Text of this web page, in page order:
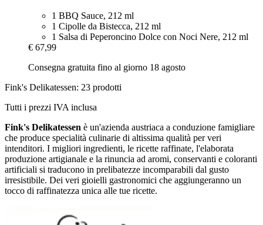
1 BBQ Sauce, 212 ml
1 Cipolle da Bistecca, 212 ml
1 Salsa di Peperoncino Dolce con Noci Nere, 212 ml
€ 67,99
Consegna gratuita fino al giorno 18 agosto
Fink's Delikatessen: 23 prodotti
Tutti i prezzi IVA inclusa
Fink's Delikatessen è un'azienda austriaca a conduzione famigliare
che produce specialità culinarie di altissima qualità per veri
intenditori. I migliori ingredienti, le ricette raffinate, l'elaborata
produzione artigianale e la rinuncia ad aromi, conservanti e coloranti
artificiali si traducono in prelibatezze incomparabili dal gusto
irresistibile. Dei veri gioielli gastronomici che aggiungeranno un
tocco di raffinatezza unica alle tue ricette.